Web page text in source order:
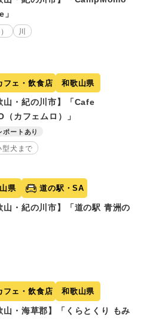
川
フェ・飲食店 和歌山県
山・紀の川市】「Cafe
（カフェムロ）」
ポートあり
型犬まで
県 道の駅・SA
山・紀の川市】「道の駅 青洲の
フェ・飲食店 和歌山県
山・海草郡】「くらとくり もみ